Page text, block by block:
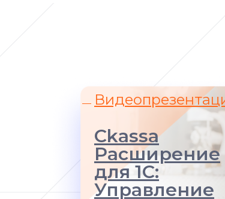
Ckassa
Расширение
для 1С:
Управление